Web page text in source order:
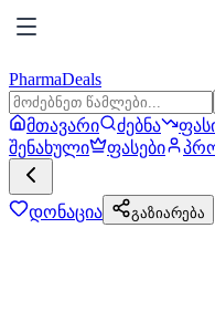
PharmaDeals
მთავარი ძებნა
შენახული
ფასები
დონაცია გაზიარება